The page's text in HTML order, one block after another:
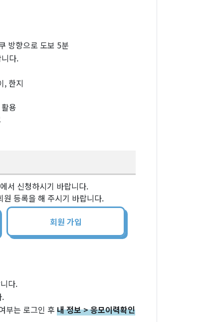
방향으로 도보 5분
다.
, 한지
용
서 신청하시기 바랍니다.
등록을 해 주시기 바랍니다.
회원 가입
다.
.
부는 로그인 후 내 정보 > 응모이력확인